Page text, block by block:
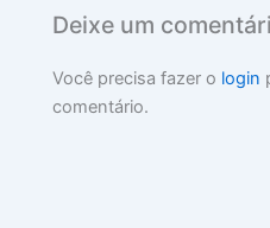
Deixe um
Você precisa fazer o login
comentário.